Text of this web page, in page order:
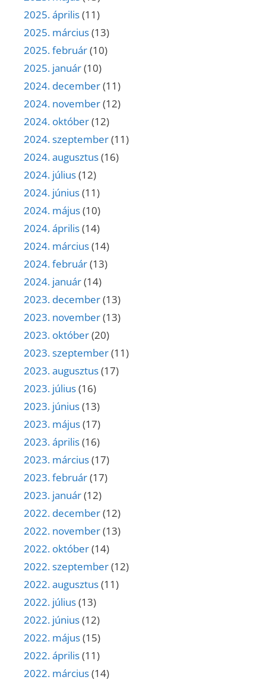
2025. április(11)
2025. március(13)
2025. február(10)
2025. január(10)
2024. december(11)
2024. november(12)
2024. október(12)
2024. szeptember(11)
2024. augusztus(16)
2024. július(12)
2024. június(11)
2024. május(10)
2024. április(14)
2024. március(14)
2024. február(13)
2024. január(14)
2023. december(13)
2023. november(13)
2023. október(20)
2023. szeptember(11)
2023. augusztus(17)
2023. július(16)
2023. június(13)
2023. május(17)
2023. április(16)
2023. március(17)
2023. február(17)
2023. január(12)
2022. december(12)
2022. november(13)
2022. október(14)
2022. szeptember(12)
2022. augusztus(11)
2022. július(13)
2022. június(12)
2022. május(15)
2022. április(11)
2022. március(14)